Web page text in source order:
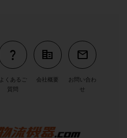
question_mark
よくあるご
質問
corporate_fare
会社概要
mail
お問い合わ
せ